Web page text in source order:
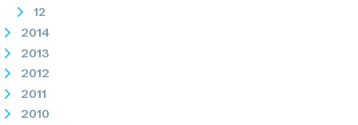
12
2014
2013
2012
2011
2010